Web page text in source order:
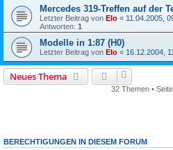
Mercedes 319-Treffen auf der
Letzter Beitrag von Elo « 11.04.2005,
Antworten: 1
Modelle in 1:87 (H0)
Letzter Beitrag von Elo « 16.12.2004,
Neues Thema
32 Themen • Seite
BERECHTIGUNGEN IN DIESEM FORUM